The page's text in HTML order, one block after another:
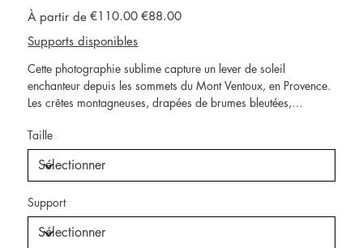
À partir de Prix
d’origine
€110.00 Prix
promotionnel
€88.00
Supports disponibles
Cette photographie sublime capture un lever de soleil
enchanteur depuis les sommets du Mont Ventoux, en Provence.
Les crêtes montagneuses, drapées de brumes bleutées,
ciel, peint de nuances de rouge, de rose et de violet, illumine
l'horizon d'une lumière captivante, symbolisant la sérénité et la
majesté de cet instant unique. Ce cliché met en lumière toute la
à la contemplation. Idéal pour un tableau photo ou une
photographie d’art grand format, cette image est une véritable
œuvre d’art, parfaite pour enrichir un intérieur avec élégance
Taille
Support